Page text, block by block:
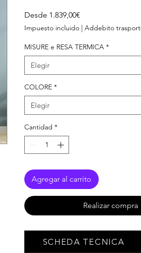
Desde 1.839,00€
de
oferta
Impuesto incluido | Addebito
MISURE e RESA TERMICA *
Elegir
COLORE *
Elegir
Cantidad *
Agregar al carrito
Realizar compra
SCHEDA TECNICA